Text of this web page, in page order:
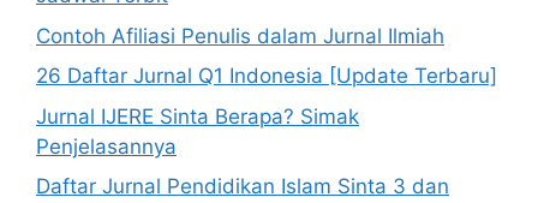
Contoh Afiliasi Penulis dalam Jurnal Ilmiah
26 Daftar Jurnal Q1 Indonesia [Update Terbaru]
Jurnal IJERE Sinta Berapa? Simak
Penjelasannya
Daftar Jurnal Pendidikan Islam Sinta 3 dan